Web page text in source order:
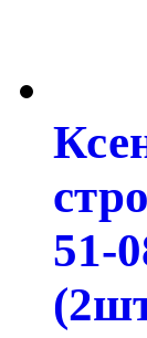
51-